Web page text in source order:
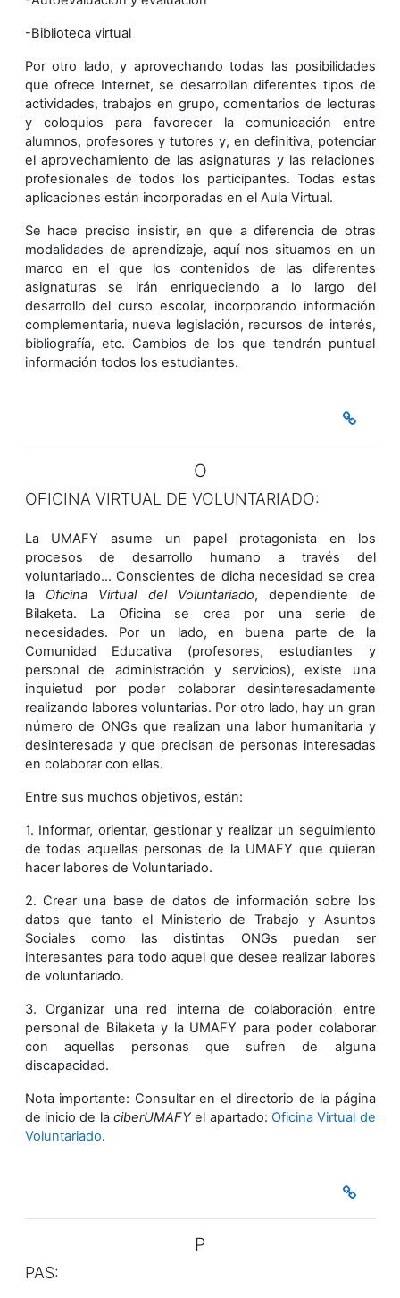
-Biblioteca virtual
Por otro lado, y aprovechando todas las posibilidades
que ofrece Internet, se desarrollan diferentes tipos de
actividades, trabajos en grupo, comentarios de lecturas
y coloquios para favorecer la comunicación entre
alumnos, profesores y tutores y, en definitiva, potenciar
el aprovechamiento de las asignaturas y las relaciones
profesionales de todos los participantes. Todas estas
aplicaciones están incorporadas en el Aula Virtual.
Se hace preciso insistir, en que a diferencia de otras
modalidades de aprendizaje, aquí nos situamos en un
marco en el que los contenidos de las diferentes
asignaturas se irán enriqueciendo a lo largo del
desarrollo del curso escolar, incorporando información
complementaria, nueva legislación, recursos de interés,
bibliografía, etc. Cambios de los que tendrán puntual
información todos los estudiantes.
O
OFICINA VIRTUAL DE VOLUNTARIADO:
La UMAFY asume un papel protagonista en los
procesos de desarrollo humano a través del
voluntariado... Conscientes de dicha necesidad se crea
la Oficina Virtual del Voluntariado, dependiente de
Bilaketa. La Oficina se crea por una serie de
necesidades. Por un lado, en buena parte de la
Comunidad Educativa (profesores, estudiantes y
personal de administración y servicios), existe una
inquietud por poder colaborar desinteresadamente
realizando labores voluntarias. Por otro lado, hay un gran
número de ONGs que realizan una labor humanitaria y
desinteresada y que precisan de personas interesadas
en colaborar con ellas.
Entre sus muchos objetivos, están:
1. Informar, orientar, gestionar y realizar un seguimiento
de todas aquellas personas de la UMAFY que quieran
hacer labores de Voluntariado.
2. Crear una base de datos de información sobre los
datos que tanto el Ministerio de Trabajo y Asuntos
Sociales como las distintas ONGs puedan ser
interesantes para todo aquel que desee realizar labores
de voluntariado.
3. Organizar una red interna de colaboración entre
personal de Bilaketa y la UMAFY para poder colaborar
con aquellas personas que sufren de alguna
discapacidad.
Nota importante: Consultar en el directorio de la página
de inicio de la ciberUMAFYel apartado: Oficina Virtual de
Voluntariado.
P
PAS: